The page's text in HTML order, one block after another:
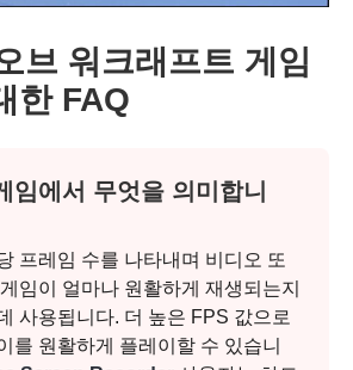
브 워크래프트 게임
한 FAQ
임에서 무엇을 의미합니
프레임 수를 나타내며 비디오 또
임이 얼마나 원활하게 재생되는지
사용됩니다. 더 높은 FPS 값으로
를 원활하게 플레이할 수 있습니